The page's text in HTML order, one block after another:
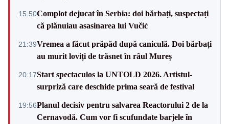
15:50Complot dejucat în Serbia: doi bărbați, suspectați
că plănuiau asasinarea lui Vučić
21:39Vremea a făcut prăpăd după caniculă. Doi bărbați
au murit loviți de trăsnet în râul Mureș
20:17Start spectaculos la UNTOLD 2026. Artistul-
surpriză care deschide prima seară de festival
19:56Planul decisiv pentru salvarea Reactorului 2 de la
Cernavodă. Cum vor fi scufundate barjele în